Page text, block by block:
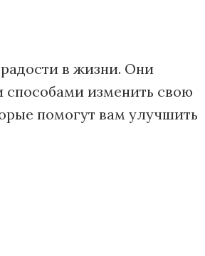
в жизни. Они
способами изменить свою
помогут вам улучшить